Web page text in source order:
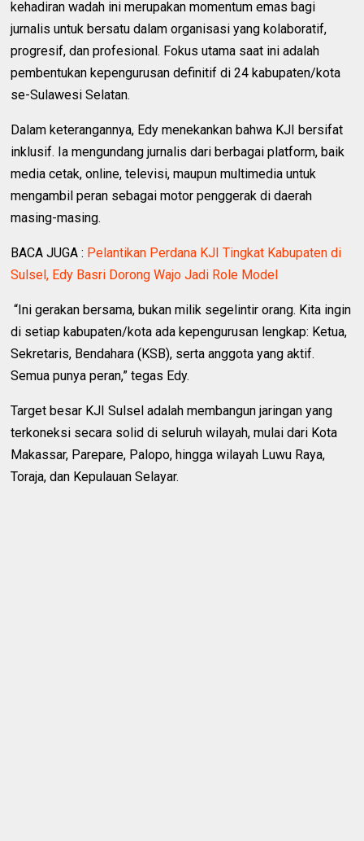
kehadiran wadah ini merupakan momentum emas bagi
jurnalis untuk bersatu dalam organisasi yang kolaboratif,
progresif, dan profesional. Fokus utama saat ini adalah
pembentukan kepengurusan definitif di 24 kabupaten/kota
se-Sulawesi Selatan.
Dalam keterangannya, Edy menekankan bahwa KJI bersifat
inklusif. Ia mengundang jurnalis dari berbagai platform, baik
media cetak, online, televisi, maupun multimedia untuk
mengambil peran sebagai motor penggerak di daerah
masing-masing.
BACA JUGA : Pelantikan Perdana KJI Tingkat Kabupaten di
Sulsel, Edy Basri Dorong Wajo Jadi Role Model
“Ini gerakan bersama, bukan milik segelintir orang. Kita ingin
di setiap kabupaten/kota ada kepengurusan lengkap: Ketua,
Sekretaris, Bendahara (KSB), serta anggota yang aktif.
Semua punya peran,” tegas Edy.
Target besar KJI Sulsel adalah membangun jaringan yang
terkoneksi secara solid di seluruh wilayah, mulai dari Kota
Makassar, Parepare, Palopo, hingga wilayah Luwu Raya,
Toraja, dan Kepulauan Selayar.